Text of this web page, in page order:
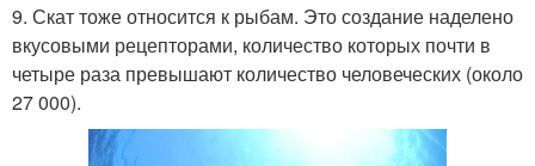
9. Скат тоже относится к рыбам. Это создание наделено
вкусовыми рецепторами, количество которых почти в
четыре раза превышают количество человеческих (около
27 000).